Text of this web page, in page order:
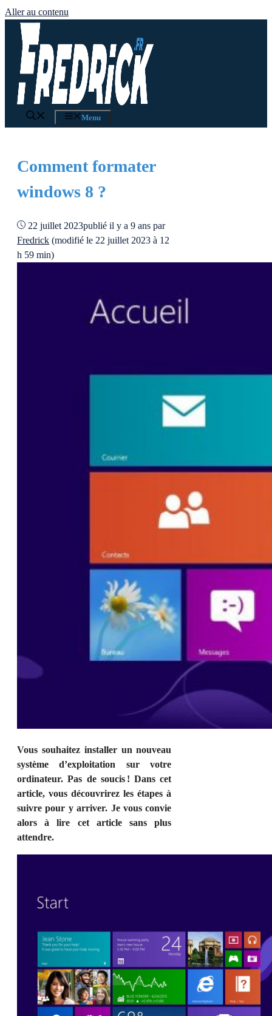
Aller au contenu
Menu
Comment formater
windows 8 ?
22 juillet 2023publié il y a 9 ans par
Fredrick (modifié le 22 juillet 2023 à 12
h 59 min)
Vous souhaitez installer un nouveau
système d’exploitation sur votre
ordinateur. Pas de soucis ! Dans cet
article, vous découvrirez les étapes à
suivre pour y arriver. Je vous convie
alors à lire cet article sans plus
attendre.